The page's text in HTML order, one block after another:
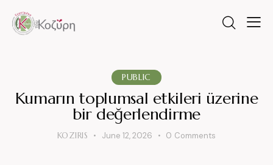
PUBLIC
Kumarın toplumsal etkileri üzerine
bir değerlendirme
KOZIRIS June 12, 2026 0 Comments